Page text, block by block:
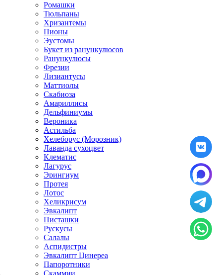
Ромашки
Тюльпаны
Хризантемы
Пионы
Эустомы
Букет из ранункулюсов
Ранункулюсы
Фрезии
Лизиантусы
Маттиолы
Скабиоза
Амариллисы
Дельфиниумы
Вероника
Астильба
Хелеборус (Морозник)
Лаванда сухоцвет
Клематис
Лагурус
Эрингиум
Протея
Лотос
Хеликрисум
Эвкалипт
Писташки
Рускусы
Салалы
Аспидистры
Эвкалипт Цинереа
Папоротники
Скаммии